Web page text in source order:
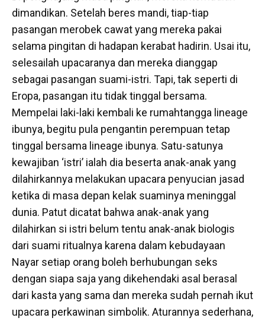
dimandikan. Setelah beres mandi, tiap-tiap
pasangan merobek cawat yang mereka pakai
selama pingitan di hadapan kerabat hadirin. Usai itu,
selesailah upacaranya dan mereka dianggap
sebagai pasangan suami-istri. Tapi, tak seperti di
Eropa, pasangan itu tidak tinggal bersama.
Mempelai laki-laki kembali ke rumahtangga lineage
ibunya, begitu pula pengantin perempuan tetap
tinggal bersama lineage ibunya. Satu-satunya
kewajiban ‘istri’ ialah dia beserta anak-anak yang
dilahirkannya melakukan upacara penyucian jasad
ketika di masa depan kelak suaminya meninggal
dunia. Patut dicatat bahwa anak-anak yang
dilahirkan si istri belum tentu anak-anak biologis
dari suami ritualnya karena dalam kebudayaan
Nayar setiap orang boleh berhubungan seks
dengan siapa saja yang dikehendaki asal berasal
dari kasta yang sama dan mereka sudah pernah ikut
upacara perkawinan simbolik. Aturannya sederhana,